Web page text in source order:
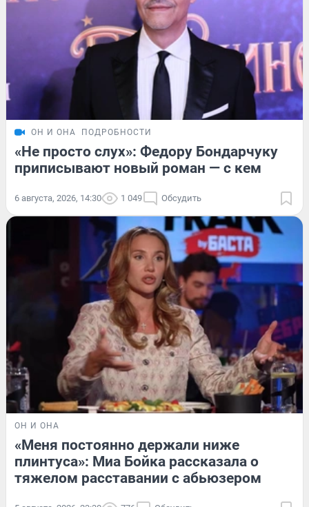
ОН И ОНА ПОДРОБНОСТИ
«Не просто слух»: Федору Бондарчуку
приписывают новый роман — с кем
6 августа, 2026, 14:30 1 049 Обсудить
ОН И ОНА
«Меня постоянно держали ниже
плинтуса»: Миа Бойка рассказала о
тяжелом расставании с абьюзером